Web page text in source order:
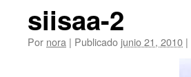
siisaa-2
Por nora | Publicado junio 21, 2010 |